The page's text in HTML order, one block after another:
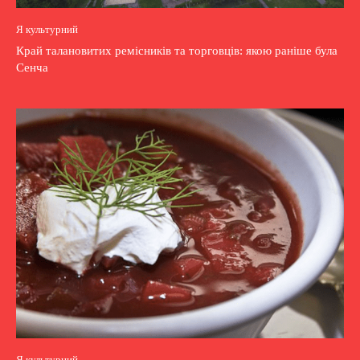
Я культурний
Край талановитих ремісників та торговців: якою раніше була
Сенча